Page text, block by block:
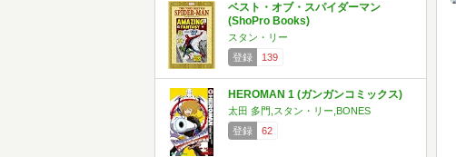
ベスト・オブ・スパイダーマン
(ShoPro Books)
スタン・リー
登録
139
HEROMAN 1 (ガンガンコミックス)
太田 多門,スタン・リー,BONES
登録
62